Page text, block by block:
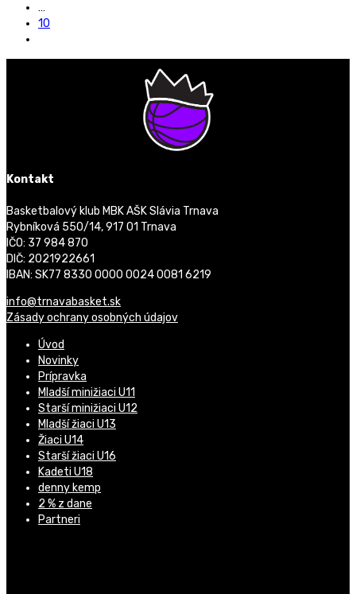
…
10
Kontakt
Basketbalový klub MBK AŠK Slávia Trnava
Rybníková 550/14, 917 01 Trnava
IČO: 37 984 870
DIČ: 2021922661
IBAN: SK77 8330 0000 0024 0081 6219
info@trnavabasket.sk
Zásady ochrany osobných údajov
Úvod
Novinky
Prípravka
Mladší minižiaci U11
Starší minižiaci U12
Mladší žiaci U13
Žiaci U14
Starší žiaci U16
Kadeti U18
denny kemp
2 % z dane
Partneri